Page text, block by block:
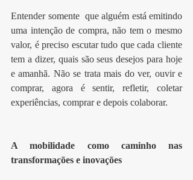
Entender somente  que alguém está emitindo
uma intenção de compra, não tem o mesmo
valor, é preciso escutar tudo que cada cliente
tem a dizer, quais são seus desejos para hoje
e amanhã. Não se trata mais do ver, ouvir e
comprar, agora é sentir, refletir, coletar
experiências, comprar e depois colaborar.
A mobilidade como caminho nas
transformações e inovações